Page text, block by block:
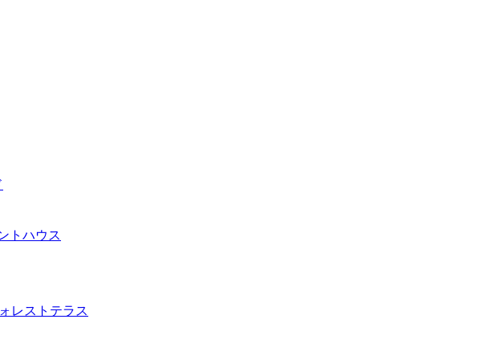
トハウス
レストテラス